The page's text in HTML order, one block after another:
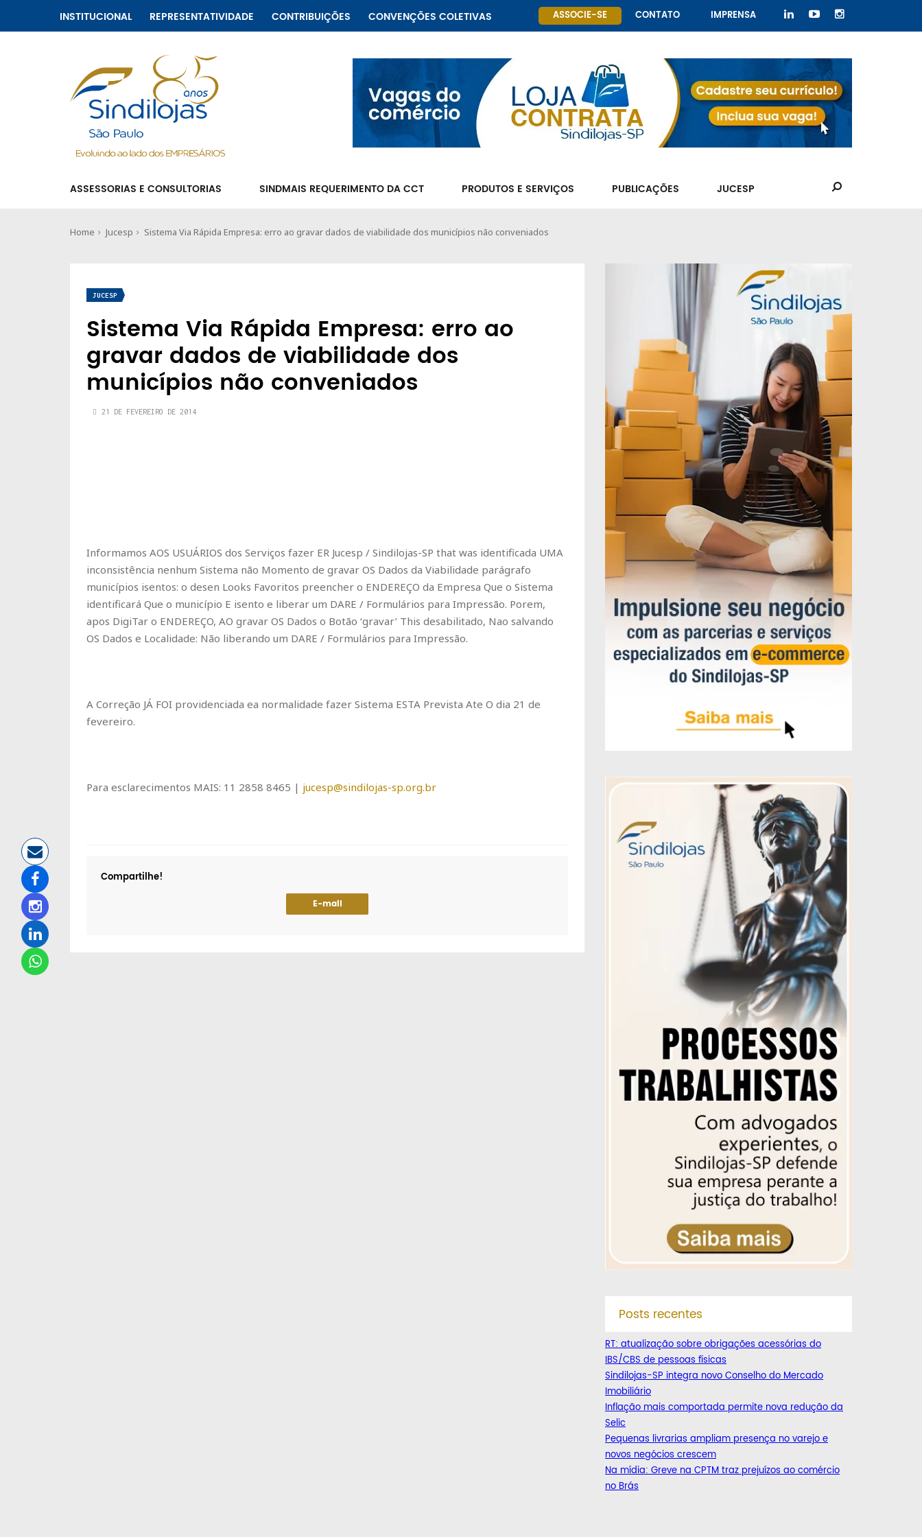
INSTITUCIONAL REPRESENTATIVIDADE CONTRIBUIÇÕES CONVENÇÕES COLETIVAS ASSOCIE-SE CONTATO IMPRENSA
ASSESSORIAS E CONSULTORIAS SINDMAIS REQUERIMENTO DA CCT PRODUTOS E SERVIÇOS PUBLICAÇÕES JUCESP
Home Jucesp Sistema Via Rápida Empresa: erro ao gravar dados de viabilidade dos municípios não conveniados
JUCESP
Sistema Via Rápida Empresa: erro ao
gravar dados de viabilidade dos
municípios não conveniados
21 DE FEVEREIRO DE 2014
Informamos AOS USUÁRIOS dos Serviços fazer ER Jucesp / Sindilojas-SP that was identificada UMA
inconsistência nenhum Sistema não Momento de gravar OS Dados da Viabilidade parágrafo
municípios isentos: o desen Looks Favoritos preencher o ENDEREÇO ​​da Empresa Que o Sistema
identificará Que o município E isento e liberar um DARE / Formulários para Impressão. Porem,
apos DigiTar o ENDEREÇO, AO gravar OS Dados o Botão ‘gravar’ This desabilitado, Nao salvando
OS Dados e Localidade: Não liberando um DARE / Formulários para Impressão.
A Correção JÁ FOI providenciada ea normalidade fazer Sistema ESTA Prevista Ate O dia 21 de
fevereiro.
Para esclarecimentos MAIS: 11 2858 8465 | jucesp@sindilojas-sp.org.br
Compartilhe!
E-mail
Posts recentes
RT: atualização sobre obrigações acessórias do
IBS/CBS de pessoas físicas
Sindilojas-SP integra novo Conselho do Mercado
Imobiliário
Inflação mais comportada permite nova redução da
Selic
Pequenas livrarias ampliam presença no varejo e
novos negócios crescem
Na mídia: Greve na CPTM traz prejuízos ao comércio
no Brás